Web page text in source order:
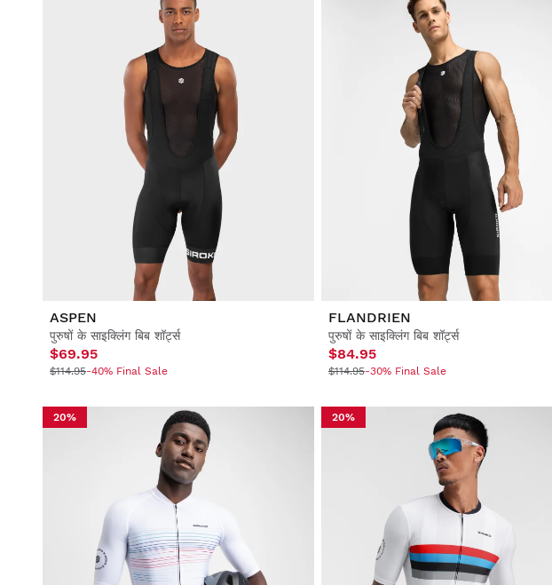
ASPEN
पुरुषों के साइक्लिंग बिब शॉर्ट्स
$69.95
$114.95-40% Final Sale
FLANDRIEN
पुरुषों के साइक्लिंग बिब शॉर्ट्स
$84.95
$114.95-30% Final Sale
20% 20%